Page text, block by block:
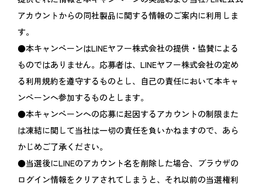
アカウントからの同社製品に関する情報のご案内に利用しま
す。
●本キャンペーンはLINEヤフー株式会社の提供・協賛による
ものではありません。応募者は、LINEヤフー株式会社の定め
る利用規約を遵守するものとし、自己の責任において本キャ
ンペーンへ参加するものとします。
●本キャンペーンへの応募に起因するアカウントの制限また
は凍結に関して当社は一切の責任を負いかねますので、あら
かじめご了承ください。
●当選後にLINEのアカウント名を削除した場合、ブラウザの
ログイン情報をクリアされてしまうと、それ以前の当選権利